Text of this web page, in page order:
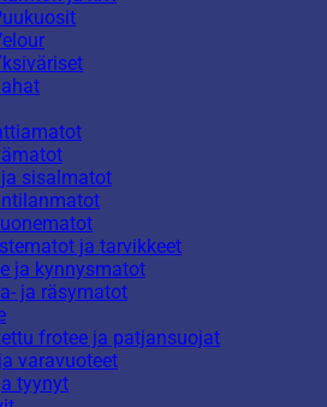
sisalmatot
ja tarvikkeet
ja kynnysmatot
ja räsymatot
frotee ja patjansuojat
varavuoteet
tyynyt